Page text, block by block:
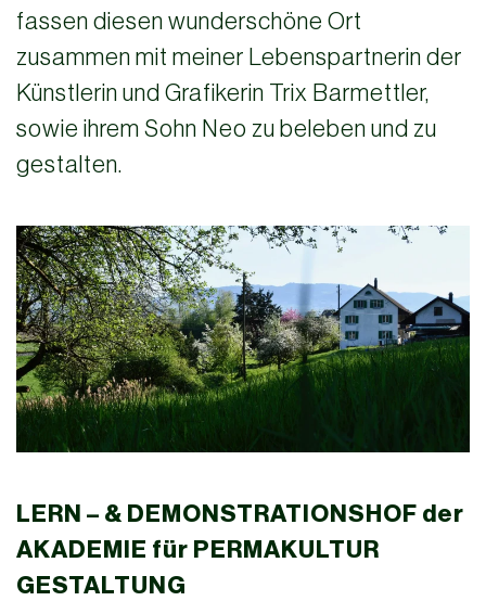
fassen diesen wunderschöne Ort
zusammen mit meiner Lebenspartnerin der
Künstlerin und Grafikerin Trix Barmettler,
sowie ihrem Sohn Neo zu beleben und zu
gestalten.
LERN – & DEMONSTRATIONSHOF der
AKADEMIE für PERMAKULTUR
GESTALTUNG